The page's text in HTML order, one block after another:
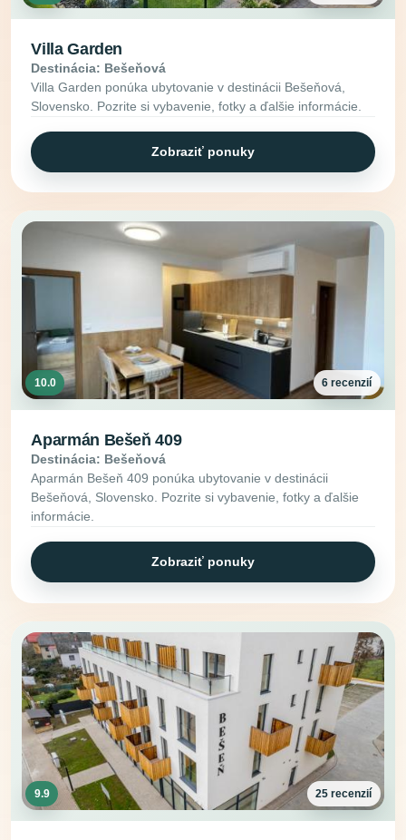
Villa Garden
Destinácia: Bešeňová
Villa Garden ponúka ubytovanie v destinácii Bešeňová,
Slovensko. Pozrite si vybavenie, fotky a ďalšie informácie.
Zobraziť ponuky
10.0 6 recenzií
Aparmán Bešeň 409
Destinácia: Bešeňová
Aparmán Bešeň 409 ponúka ubytovanie v destinácii
Bešeňová, Slovensko. Pozrite si vybavenie, fotky a ďalšie
informácie.
Zobraziť ponuky
9.9 25 recenzií